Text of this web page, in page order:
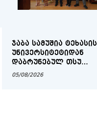
ᲯᲐᲑᲐ ᲡᲐᲛᲣᲨᲘᲐ ᲢᲔᲮᲐᲡᲘᲡ
ᲣᲜᲘᲕᲔᲠᲡᲘᲢᲔᲢᲘᲓᲐᲜ
ᲓᲐᲑᲠᲣᲜᲔᲑᲣᲚ ᲗᲡᲣ
ᲡᲢᲣᲓᲔᲜᲢᲔᲑᲡ ᲨᲔᲮᲕᲓᲐ
05/08/2026